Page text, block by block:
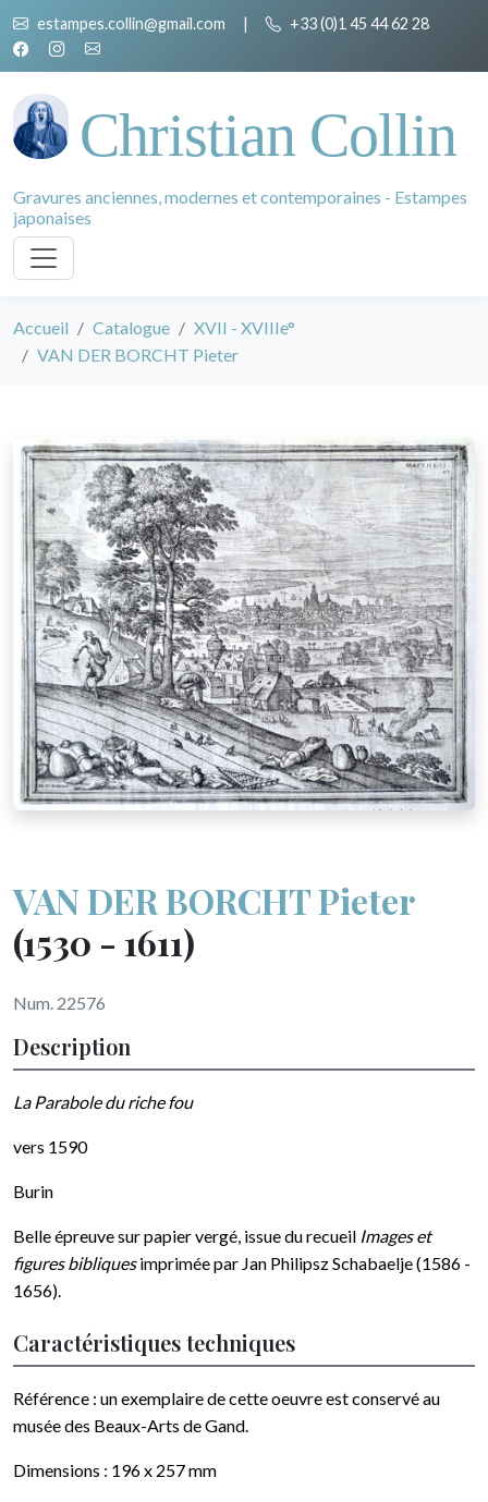
estampes.collin@gmail.com | +33 (0)1 45 44 62 28
Christian Collin
Gravures anciennes, modernes et contemporaines - Estampes
japonaises
Accueil Catalogue
XVII - XVIIIe°
VAN DER BORCHT Pieter
VAN DER BORCHT Pieter
(1530 - 1611)
Num. 22576
Description
La Parabole du riche fou
vers 1590
Burin
Belle épreuve sur papier vergé, issue du recueil Images et
figures bibliquesimprimée par Jan Philipsz Schabaelje (1586 -
1656).
Caractéristiques techniques
Référence : un exemplaire de cette oeuvre est conservé au
musée des Beaux-Arts de Gand.
Dimensions : 196 x 257 mm